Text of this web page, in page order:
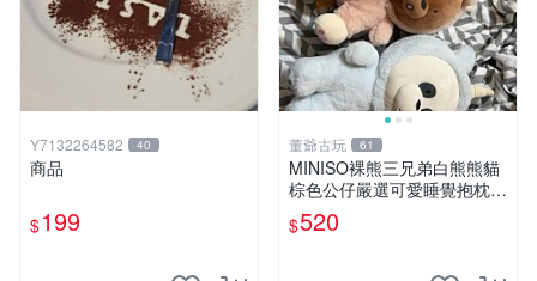
Y7132264582 40
商品
$199
董爺古玩 61
MINISO裸熊三兄弟白熊熊貓
棕色公仔嚴選可愛睡覺抱枕玩
偶熊玩具 裸熊 玩具 公仔
$520